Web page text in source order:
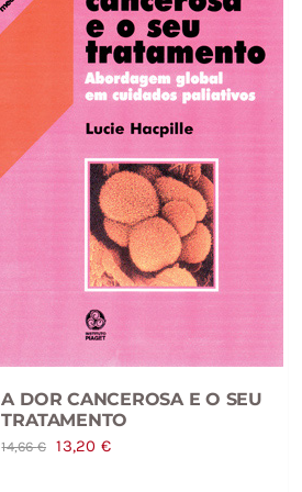
A DOR CANCEROSA E O SEU
TRATAMENTO
14,66€ O
13,20 €O